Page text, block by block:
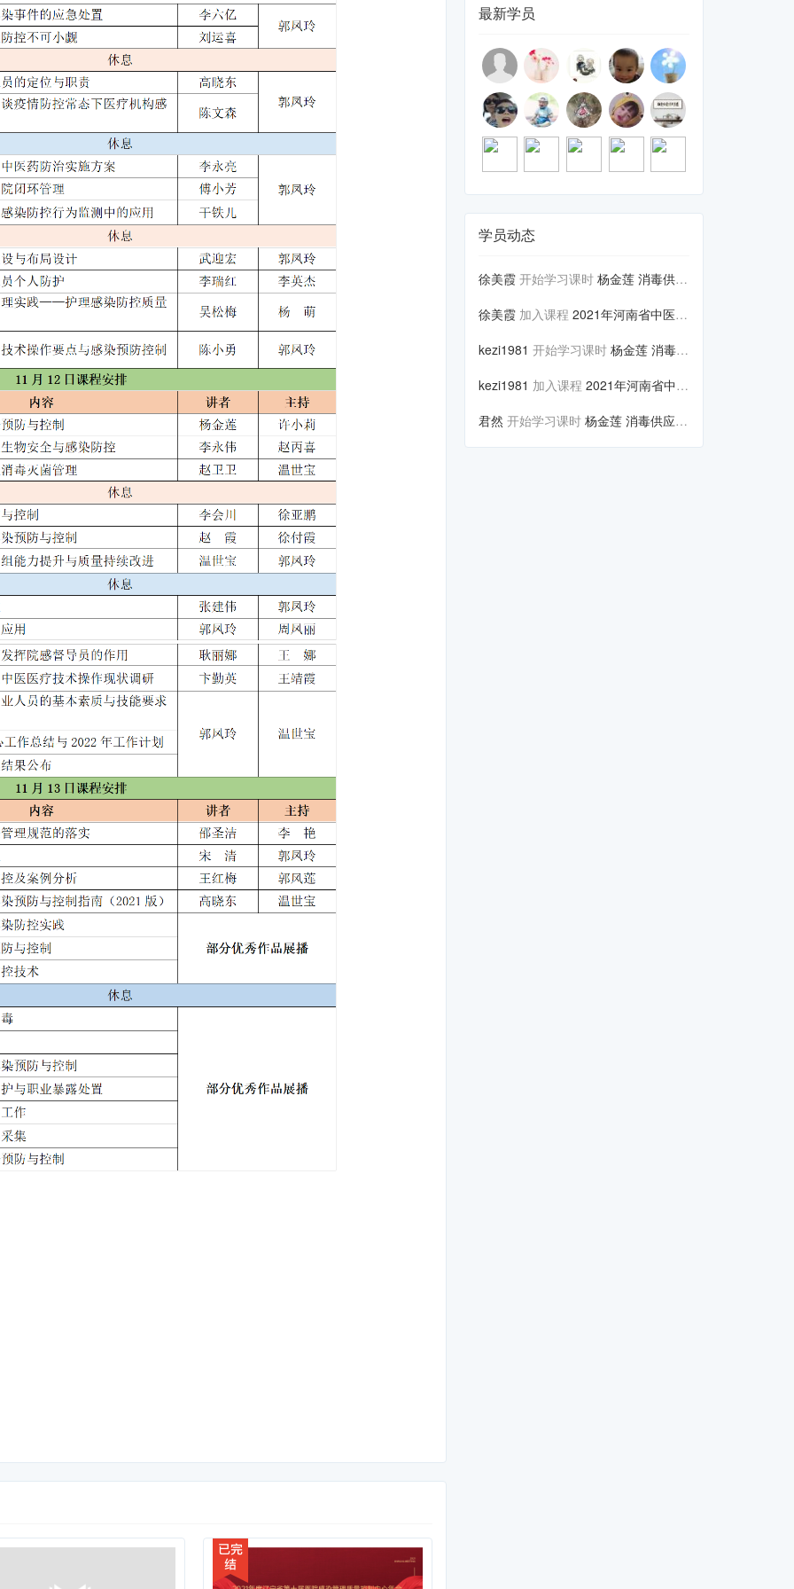
最新学员
学员动态
徐美霞 开始学习课时 杨金莲 消毒供应室感染预防与控...
徐美霞 加入课程 2021年河南省中医医院感染管...
kezi1981 开始学习课时 杨金莲 消毒供应室感染预防与控...
kezi1981 加入课程 2021年河南省中医医院感染管...
君然 开始学习课时 杨金莲 消毒供应室感染预防与控...